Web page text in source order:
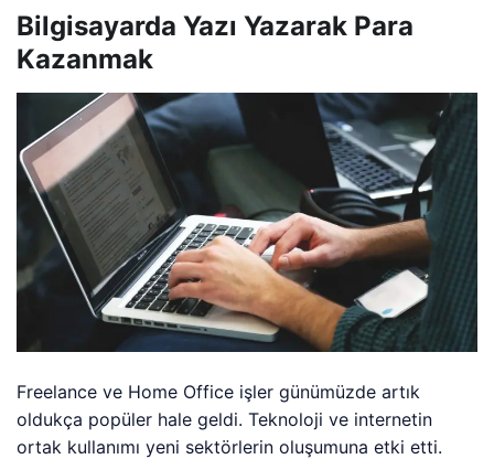
Bilgisayarda Yazı Yazarak Para
Kazanmak
Freelance ve Home Office işler günümüzde artık
oldukça popüler hale geldi. Teknoloji ve internetin
ortak kullanımı yeni sektörlerin oluşumuna etki etti.